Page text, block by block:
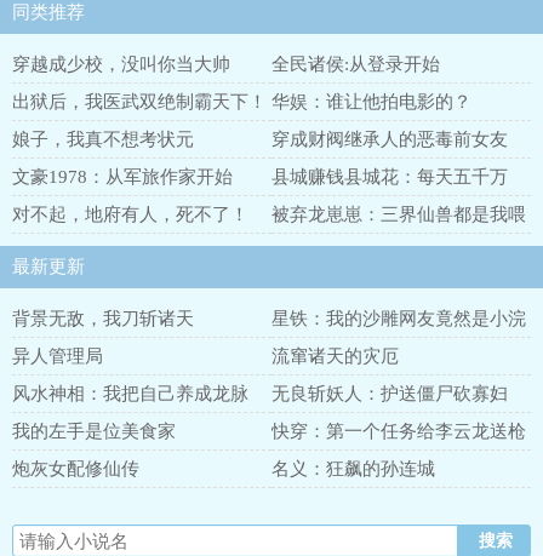
同类推荐
穿越成少校，没叫你当大帅
全民诸侯:从登录开始
出狱后，我医武双绝制霸天下！
华娱：谁让他拍电影的？
娘子，我真不想考状元
穿成财阀继承人的恶毒前女友
文豪1978：从军旅作家开始
县城赚钱县城花：每天五千万
对不起，地府有人，死不了！
被弃龙崽崽：三界仙兽都是我喂
哒
最新更新
背景无敌，我刀斩诸天
星铁：我的沙雕网友竟然是小浣
熊
异人管理局
流窜诸天的灾厄
风水神相：我把自己养成龙脉
无良斩妖人：护送僵尸砍寡妇
我的左手是位美食家
快穿：第一个任务给李云龙送枪
炮灰女配修仙传
名义：狂飙的孙连城